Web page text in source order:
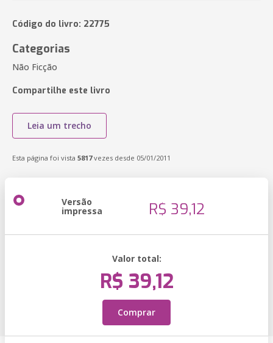
Código do livro: 22775
Categorias
Não Ficção
Compartilhe este livro
Leia um trecho
Esta página foi vista 5817vezes desde 05/01/2011
Versão
impressa R$ 39,12
Valor total:
R$ 39,12
Comprar